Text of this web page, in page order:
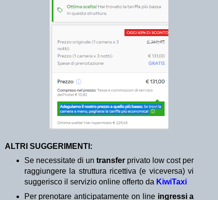
ALTRI SUGGERIMENTI:
Se necessitate di un transfer privato low cost per
raggiungere la struttura ricettiva (e viceversa) vi
suggerisco il servizio online offerto da KiwiTaxi
Per prenotare anticipatamente on line ingressi a